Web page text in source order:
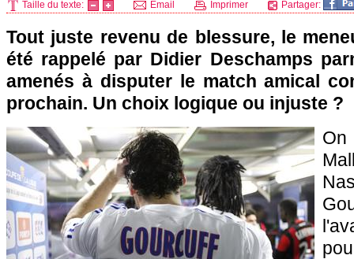
Taille du texte: Email Imprimer Partager:
Tout juste revenu de blessure, le
été rappelé par Didier Deschamps
amenés à disputer le match amical
prochain. Un choix logique ou injuste ?